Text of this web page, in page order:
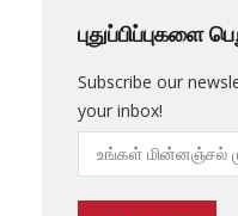
புதுப்பிப்புகளை
Subscribe our
your inbox!